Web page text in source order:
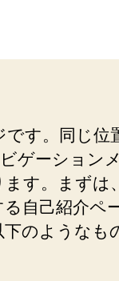
す。同じ位
ゲーション
す。まずは
自己紹介ペ
のようなも